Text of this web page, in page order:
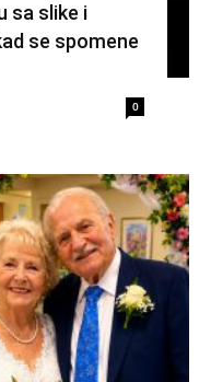
sa slike i
se spomene
0